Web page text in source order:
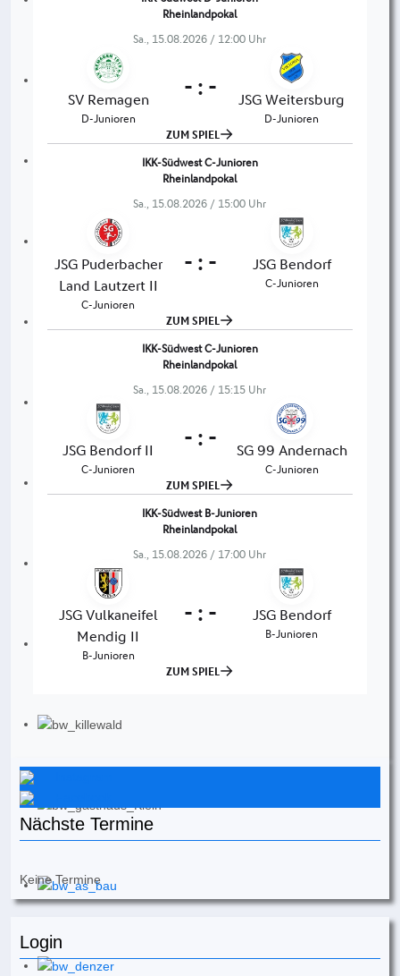
Nächste Termine
Keine Termine
Login